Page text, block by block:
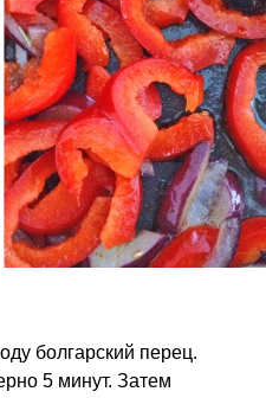
болгарский перец.
5 минут. Затем